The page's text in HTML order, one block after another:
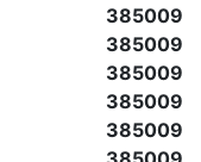
385009
385009
385009
385009
385009